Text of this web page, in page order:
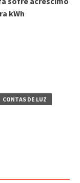
kWh
CONTAS DE LUZ